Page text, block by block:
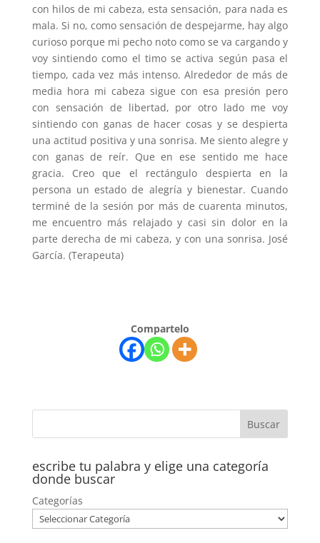
con hilos de mi cabeza, esta sensación, para nada es
mala. Si no, como sensación de despejarme, hay algo
curioso porque mi pecho noto como se va cargando y
voy sintiendo como el timo se activa según pasa el
tiempo, cada vez más intenso. Alrededor de más de
media hora mi cabeza sigue con esa presión pero
con sensación de libertad, por otro lado me voy
sintiendo con ganas de hacer cosas y se despierta
una actitud positiva y una sonrisa. Me siento alegre y
con ganas de reír. Que en ese sentido me hace
gracia. Creo que el rectángulo despierta en la
persona un estado de alegría y bienestar. Cuando
terminé de la sesión por más de cuarenta minutos,
me encuentro más relajado y casi sin dolor en la
parte derecha de mi cabeza, y con una sonrisa. José
García. (Terapeuta)
Compartelo
escribe tu palabra y elige una categoría
donde buscar
Categorías